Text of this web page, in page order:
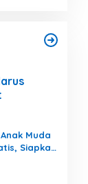
Muda
Siapkan